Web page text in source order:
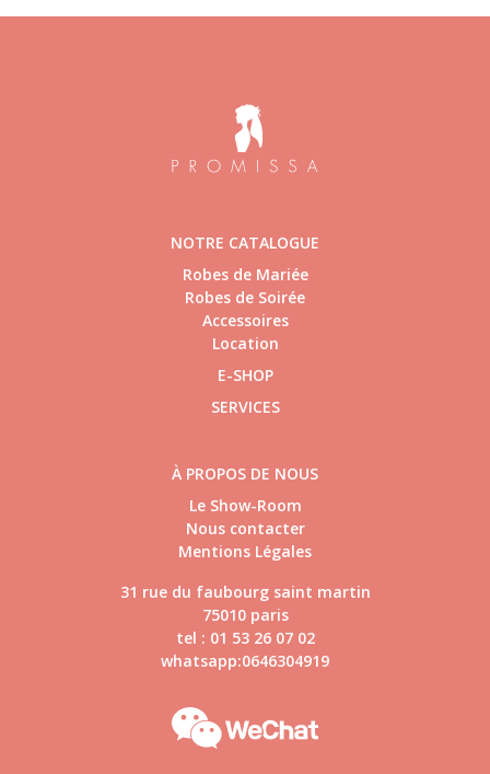
NOTRE CATALOGUE
Robes de Mariée
Robes de Soirée
Accessoires
Location
E-SHOP
SERVICES
À PROPOS DE NOUS
Le Show-Room
Nous contacter
Mentions Légales
31 rue du faubourg saint martin
75010 paris
tel : 01 53 26 07 02
whatsapp:0646304919